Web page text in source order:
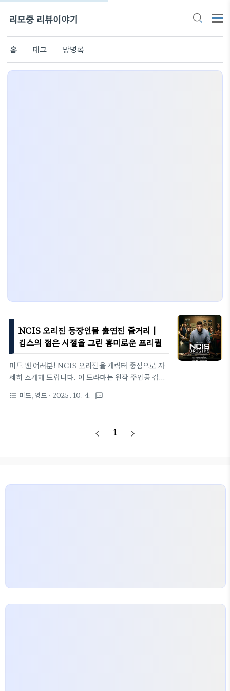
리모중 리뷰이야기
홈 태그 방명록
NCIS 오리진 등장인물 출연진 줄거리 |
깁스의 젊은 시절을 그린 흥미로운 프리퀄
미드 팬 여러분! NCIS 오리진을 캐릭터 중심으로 자
세히 소개해 드립니다. 이 드라마는 원작 주인공 깁스
신입 생활과 멘토십, 가족 비극을 통해 원작의 뿌리를
탐구합니다. 최근 시즌 2 캐스트 업데이트로 더 기대
해석하는 점이 매력적입니다. 국내 채널나우 방송으
1991년 캠프 펜들턴 배경으로 그려내며, 해군 범죄
format_list_bulleted 미드,영드 · 2025. 10. 4. textsms
navigate_before 1 navigate_next